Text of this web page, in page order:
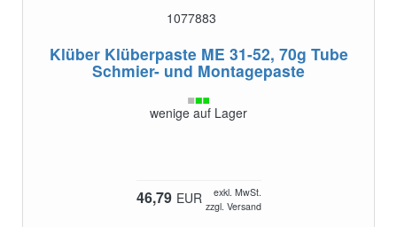
1077883
Klüber Klüberpaste ME 31-52, 70g Tube
Schmier- und Montagepaste
wenige auf Lager
46,79 EUR
exkl. MwSt.
zzgl. Versand